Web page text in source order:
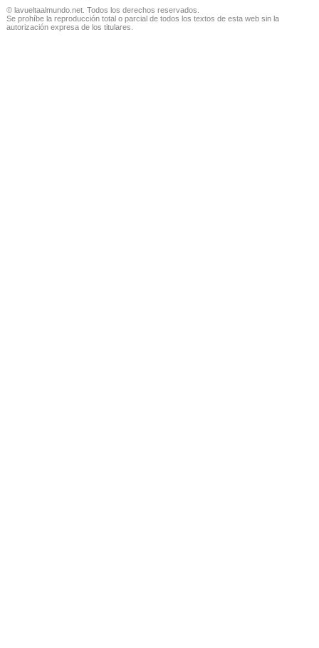
© lavueltaalmundo.net. Todos los derechos reservados.
Se prohíbe la reproducción total o parcial de todos los textos de esta web sin la
autorización expresa de los titulares.